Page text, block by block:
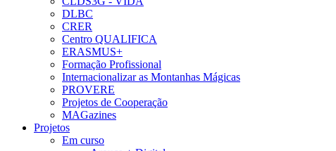
DLBC
CRER
Centro QUALIFICA
ERASMUS+
Formação Profissional
Internacionalizar as Montanhas Mágicas
PROVERE
Projetos de Cooperação
MAGazines
Projetos
Em curso